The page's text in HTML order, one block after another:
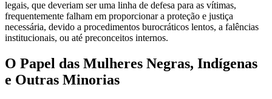
legais, que deveriam ser uma linha de defesa para as vítimas,
frequentemente falham em proporcionar a proteção e justiça
necessária, devido a procedimentos burocráticos lentos, a falências
institucionais, ou até preconceitos internos.
O Papel das Mulheres Negras, Indígenas
e Outras Minorias